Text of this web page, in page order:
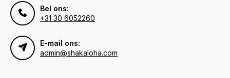
Bel ons:
+31 30 6052260
E-mail ons:
admin@shakaloha.com